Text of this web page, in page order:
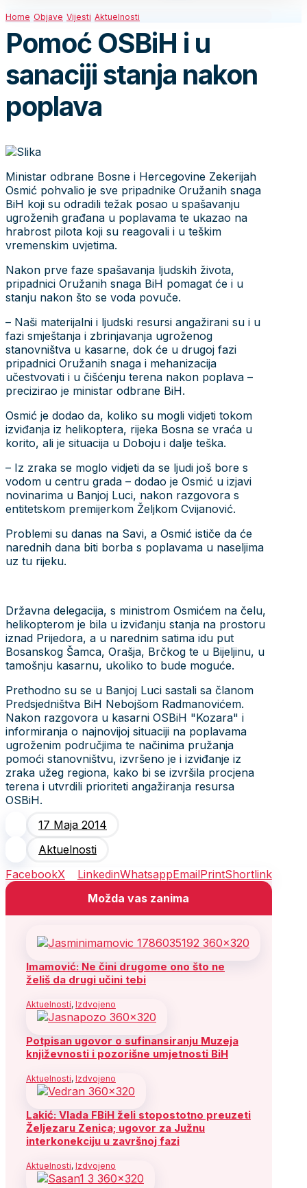
Home Objave Vijesti Aktuelnosti
Pomoć OSBiH i u
sanaciji stanja nakon
poplava
Ministar odbrane Bosne i Hercegovine Zekerijah
Osmić pohvalio je sve pripadnike Oružanih snaga
BiH koji su odradili težak posao u spašavanju
ugroženih građana u poplavama te ukazao na
hrabrost pilota koji su reagovali i u teškim
vremenskim uvjetima.
Nakon prve faze spašavanja ljudskih života,
pripadnici Oružanih snaga BiH pomagat će i u
stanju nakon što se voda povuče.
– Naši materijalni i ljudski resursi angažirani su i u
fazi smještanja i zbrinjavanja ugroženog
stanovništva u kasarne, dok će u drugoj fazi
pripadnici Oružanih snaga i mehanizacija
učestvovati i u čišćenju terena nakon poplava –
precizirao je ministar odbrane BiH.
Osmić je dodao da, koliko su mogli vidjeti tokom
izviđanja iz helikoptera, rijeka Bosna se vraća u
korito, ali je situacija u Doboju i dalje teška.
– Iz zraka se moglo vidjeti da se ljudi još bore s
vodom u centru grada – dodao je Osmić u izjavi
novinarima u Banjoj Luci, nakon razgovora s
entitetskom premijerkom Željkom Cvijanović.
Problemi su danas na Savi, a Osmić ističe da će
narednih dana biti borba s poplavama u naseljima
uz tu rijeku.
Državna delegacija, s ministrom Osmićem na čelu,
helikopterom je bila u izviđanju stanja na prostoru
iznad Prijedora, a u narednim satima idu put
Bosanskog Šamca, Orašja, Brčkog te u Bijeljinu, u
tamošnju kasarnu, ukoliko to bude moguće.
Prethodno su se u Banjoj Luci sastali sa članom
Predsjedništva BiH Nebojšom Radmanovićem.
Nakon razgovora u kasarni OSBiH "Kozara" i
informiranja o najnovijoj situaciji na poplavama
ugroženim područjima te načinima pružanja
pomoći stanovništvu, izvršeno je i izviđanje iz
zraka užeg regiona, kako bi se izvršila procjena
terena i utvrdili prioriteti angažiranja resursa
OSBiH.
17 Maja 2014
Aktuelnosti
FacebookX LinkedinWhatsappEmailPrintShortlink
Možda vas zanima
Imamović: Ne čini drugome ono što ne
želiš da drugi učini tebi
Aktuelnosti, Izdvojeno
Potpisan ugovor o sufinansiranju Muzeja
književnosti i pozorišne umjetnosti BiH
Aktuelnosti, Izdvojeno
Lakić: Vlada FBiH želi stopostotno preuzeti
Željezaru Zenica; ugovor za Južnu
interkonekciju u završnoj fazi
Aktuelnosti, Izdvojeno